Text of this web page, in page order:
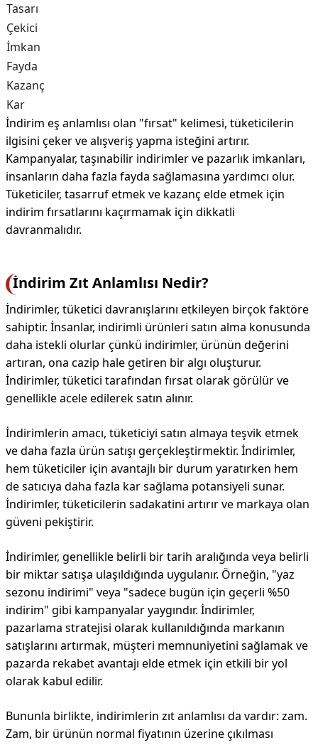
Tasarı
Çekici
İmkan
Fayda
Kazanç
Kar
İndirim eş anlamlısı olan "fırsat" kelimesi, tüketicilerin
ilgisini çeker ve alışveriş yapma isteğini artırır.
Kampanyalar, taşınabilir indirimler ve pazarlık imkanları,
insanların daha fazla fayda sağlamasına yardımcı olur.
Tüketiciler, tasarruf etmek ve kazanç elde etmek için
indirim fırsatlarını kaçırmamak için dikkatli
davranmalıdır.
İndirim Zıt Anlamlısı Nedir?
İndirimler, tüketici davranışlarını etkileyen birçok faktöre
sahiptir. İnsanlar, indirimli ürünleri satın alma konusunda
daha istekli olurlar çünkü indirimler, ürünün değerini
artıran, ona cazip hale getiren bir algı oluşturur.
İndirimler, tüketici tarafından fırsat olarak görülür ve
genellikle acele edilerek satın alınır.
İndirimlerin amacı, tüketiciyi satın almaya teşvik etmek
ve daha fazla ürün satışı gerçekleştirmektir. İndirimler,
hem tüketiciler için avantajlı bir durum yaratırken hem
de satıcıya daha fazla kar sağlama potansiyeli sunar.
İndirimler, tüketicilerin sadakatini artırır ve markaya olan
güveni pekiştirir.
İndirimler, genellikle belirli bir tarih aralığında veya belirli
bir miktar satışa ulaşıldığında uygulanır. Örneğin, "yaz
sezonu indirimi" veya "sadece bugün için geçerli %50
indirim" gibi kampanyalar yaygındır. İndirimler,
pazarlama stratejisi olarak kullanıldığında markanın
satışlarını artırmak, müşteri memnuniyetini sağlamak ve
pazarda rekabet avantajı elde etmek için etkili bir yol
olarak kabul edilir.
Bununla birlikte, indirimlerin zıt anlamlısı da vardır: zam.
Zam, bir ürünün normal fiyatının üzerine çıkılması